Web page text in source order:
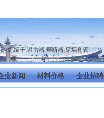
,绝缘子,避雷器,熔断器,穿墙套管
业新闻 材料价格 企业招聘